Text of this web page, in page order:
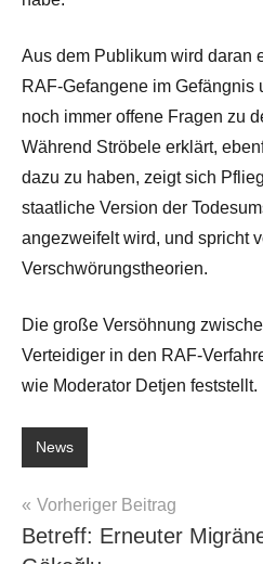
Aus dem Publikum wird daran
RAF-Gefangene im Gefängnis
noch immer offene Fragen zu
Während Ströbele erklärt,
dazu zu haben, zeigt sich
staatliche Version der
angezweifelt wird, und spricht
Verschwörungstheorien.
Die große Versöhnung
Verteidiger in den RAF-
wie Moderator Detjen feststellt.
News
Beitragsnavigation
Vorheriger Beitrag
Betreff: Erneuter